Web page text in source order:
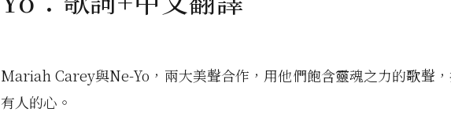
Mariah Carey與Ne-Yo，兩大美聲合作，用他們飽含靈魂之力的歌聲
有人的心。